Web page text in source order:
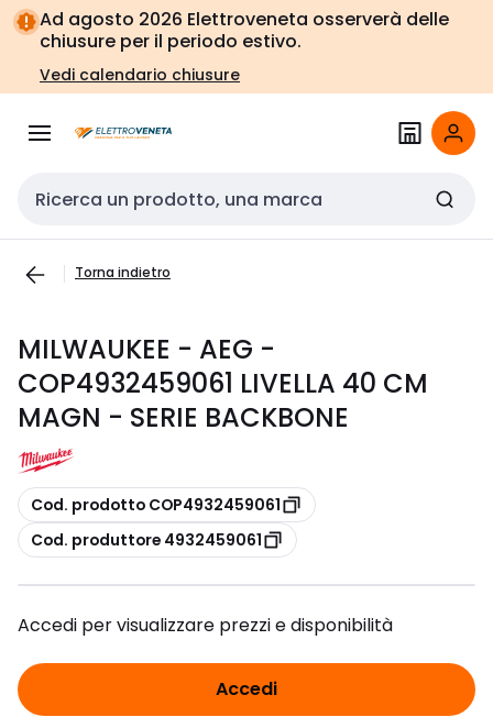
Vai alla
navigazione
Vai
alla
pagina
Ad agosto 2026 Elettroveneta osserverà delle
chiusure per il periodo estivo.
Vedi calendario chiusure
Cerca input
Torna indietro
MILWAUKEE - AEG -
COP4932459061 LIVELLA 40 CM
MAGN - SERIE BACKBONE
copia
Cod. prodotto COP4932459061
copia
Cod. produttore 4932459061
Accedi per visualizzare prezzi e disponibilità
Accedi